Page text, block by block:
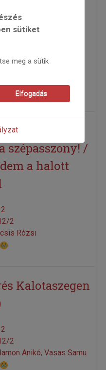
András:
levelek
2
a hátunk
szépasszony! /
a halott
2
Rózsi
Kalotaszegen
2
Anikó, Vasas Samu
sütiket
meg a sütik
Elfogadás